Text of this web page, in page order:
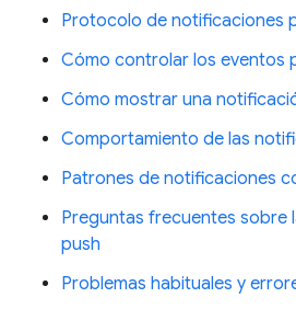
Protocolo de notificaciones
Cómo controlar los eventos
Cómo mostrar una
Comportamiento de las
Patrones de notificaciones
Preguntas frecuentes sobre
push
Problemas habituales y